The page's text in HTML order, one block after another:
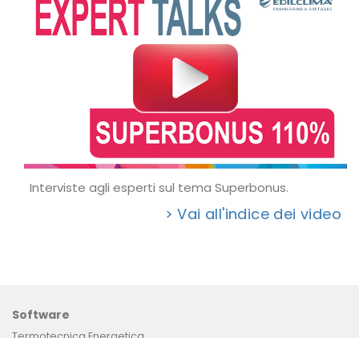
Interviste agli esperti sul tema Superbonus.
> Vai all'indice dei video
Software